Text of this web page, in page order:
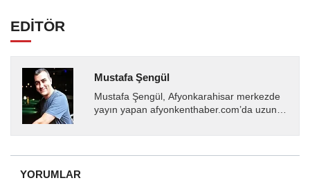
EDİTÖR
Mustafa Şengül
Mustafa Şengül, Afyonkarahisar merkezde
yayın yapan afyonkenthaber.com’da uzun
almakta, haber akışı...
YORUMLAR